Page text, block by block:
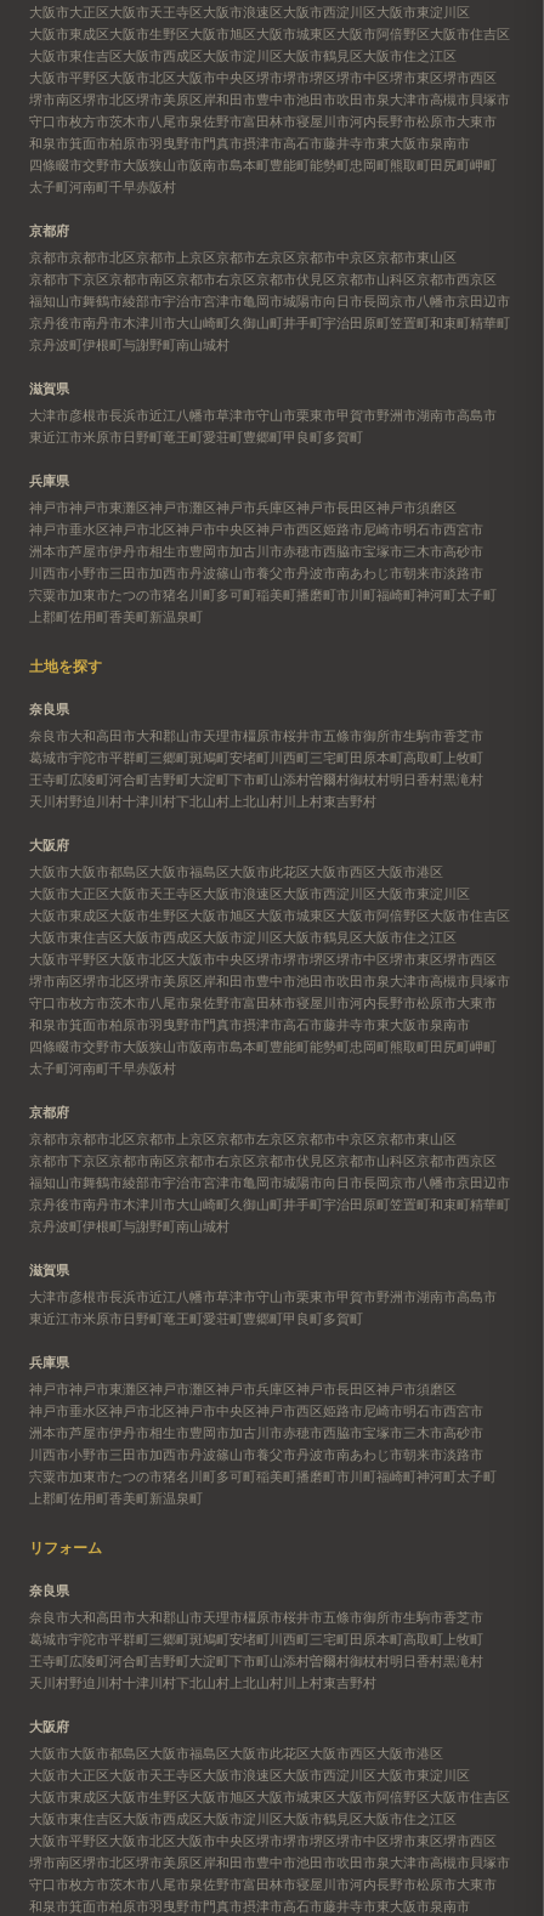
大阪市大正区大阪市天王寺区大阪市浪速区大阪市西淀川区大阪市東淀川区
大阪市東成区大阪市生野区大阪市旭区大阪市城東区大阪市阿倍野区大阪市住吉区
大阪市東住吉区大阪市西成区大阪市淀川区大阪市鶴見区大阪市住之江区
大阪市平野区大阪市北区大阪市中央区堺市堺市堺区堺市中区堺市東区堺市西区
堺市南区堺市北区堺市美原区岸和田市豊中市池田市吹田市泉大津市高槻市 貝塚市
守口市枚方市茨木市八尾市泉佐野市富田林市寝屋川市河内長野市松原市大東市
和泉市箕面市柏原市羽曳野市門真市摂津市高石市藤井寺市東大阪市泉南市
四條畷市交野市大阪狭山市阪南市島本町豊能町能勢町忠岡町熊取町田尻町岬町
太子町河南町千早赤阪村
京都府
京都市京都市北区京都市上京区京都市左京区京都市中京区京都市東山区
京都市下京区京都市南区京都市右京区京都市伏見区京都市山科区京都市西京区
福知山市舞鶴市綾部市宇治市宮津市亀岡市城陽市向日市長岡京市八幡市京田辺市
京丹後市南丹市木津川市大山崎町久御山町井手町宇治田原町笠置町和束町精華町
京丹波町伊根町与謝野町南山城村
滋賀県
大津市彦根市長浜市近江八幡市草津市守山市栗東市甲賀市野洲市湖南市高島市
東近江市米原市日野町竜王町愛荘町豊郷町甲良町多賀町
兵庫県
神戸市神戸市東灘区神戸市灘区神戸市兵庫区神戸市長田区神戸市須磨区
神戸市垂水区神戸市北区神戸市中央区神戸市西区姫路市尼崎市明石市西宮市
洲本市芦屋市伊丹市相生市豊岡市加古川市赤穂市西脇市宝塚市三木市高砂市
川西市小野市三田市加西市丹波篠山市養父市丹波市南あわじ市朝来市淡路市
宍粟市加東市たつの市猪名川町多可町稲美町播磨町市川町福崎町神河町太子町
上郡町佐用町香美町新温泉町
土地を探す
奈良県
奈良市大和高田市大和郡山市天理市橿原市桜井市五條市御所市生駒市香芝市
葛城市宇陀市平群町三郷町斑鳩町安堵町川西町三宅町田原本町高取町 上牧町
王寺町広陵町河合町吉野町大淀町下市町山添村曽爾村御杖村明日香村黒滝村
天川村野迫川村十津川村下北山村 上北山村川上村東吉野村
大阪府
大阪市大阪市都島区大阪市福島区大阪市此花区大阪市西区大阪市港区
大阪市大正区大阪市天王寺区大阪市浪速区大阪市西淀川区大阪市東淀川区
大阪市東成区大阪市生野区大阪市旭区大阪市城東区大阪市阿倍野区大阪市住吉区
大阪市東住吉区大阪市西成区大阪市淀川区大阪市鶴見区大阪市住之江区
大阪市平野区大阪市北区大阪市中央区堺市堺市堺区堺市中区堺市東区堺市西区
堺市南区堺市北区堺市美原区岸和田市豊中市池田市吹田市泉大津市高槻市 貝塚市
守口市枚方市茨木市八尾市泉佐野市富田林市寝屋川市河内長野市松原市大東市
和泉市箕面市柏原市羽曳野市門真市摂津市高石市藤井寺市東大阪市泉南市
四條畷市交野市大阪狭山市阪南市島本町豊能町能勢町忠岡町熊取町田尻町岬町
太子町河南町千早赤阪村
京都府
京都市京都市北区京都市上京区京都市左京区京都市中京区京都市東山区
京都市下京区京都市南区京都市右京区京都市伏見区京都市山科区京都市西京区
福知山市舞鶴市綾部市宇治市宮津市亀岡市城陽市向日市長岡京市八幡市京田辺市
京丹後市南丹市木津川市大山崎町久御山町井手町宇治田原町笠置町和束町精華町
京丹波町伊根町与謝野町南山城村
滋賀県
大津市彦根市長浜市近江八幡市草津市守山市栗東市甲賀市野洲市湖南市高島市
東近江市米原市日野町竜王町愛荘町豊郷町甲良町多賀町
兵庫県
神戸市神戸市東灘区神戸市灘区神戸市兵庫区神戸市長田区神戸市須磨区
神戸市垂水区神戸市北区神戸市中央区神戸市西区姫路市尼崎市明石市西宮市
洲本市芦屋市伊丹市相生市豊岡市加古川市赤穂市西脇市宝塚市三木市高砂市
川西市小野市三田市加西市丹波篠山市養父市丹波市南あわじ市朝来市淡路市
宍粟市加東市たつの市猪名川町多可町稲美町播磨町市川町福崎町神河町太子町
上郡町佐用町香美町新温泉町
リフォーム
奈良県
奈良市大和高田市大和郡山市天理市橿原市桜井市五條市御所市生駒市香芝市
葛城市宇陀市平群町三郷町斑鳩町安堵町川西町三宅町田原本町高取町 上牧町
王寺町広陵町河合町吉野町大淀町下市町山添村曽爾村御杖村明日香村黒滝村
天川村野迫川村十津川村下北山村 上北山村川上村東吉野村
大阪府
大阪市大阪市都島区大阪市福島区大阪市此花区大阪市西区大阪市港区
大阪市大正区大阪市天王寺区大阪市浪速区大阪市西淀川区大阪市東淀川区
大阪市東成区大阪市生野区大阪市旭区大阪市城東区大阪市阿倍野区大阪市住吉区
大阪市東住吉区大阪市西成区大阪市淀川区大阪市鶴見区大阪市住之江区
大阪市平野区大阪市北区大阪市中央区堺市堺市堺区堺市中区堺市東区堺市西区
堺市南区堺市北区堺市美原区岸和田市豊中市池田市吹田市泉大津市高槻市 貝塚市
守口市枚方市茨木市八尾市泉佐野市富田林市寝屋川市河内長野市松原市大東市
和泉市箕面市柏原市羽曳野市門真市摂津市高石市藤井寺市東大阪市泉南市